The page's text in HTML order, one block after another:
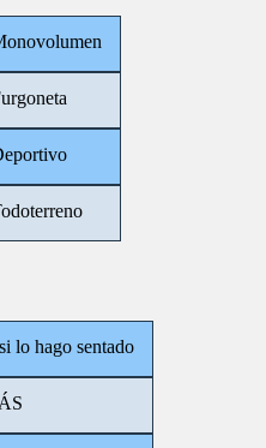
lo hago sentado